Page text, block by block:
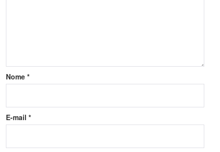
Nome *
E-mail *